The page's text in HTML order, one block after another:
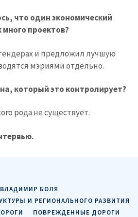
что один экономический
проектов?
и предложил лучшую
мэриями отдельно.
который это контролирует?
рода не существует.
ВЛАДИМИР БОЛЯ
И РЕГИОНАЛЬНОГО РАЗВИТИЯ
ПОВРЕЖДЕННЫЕ ДОРОГИ